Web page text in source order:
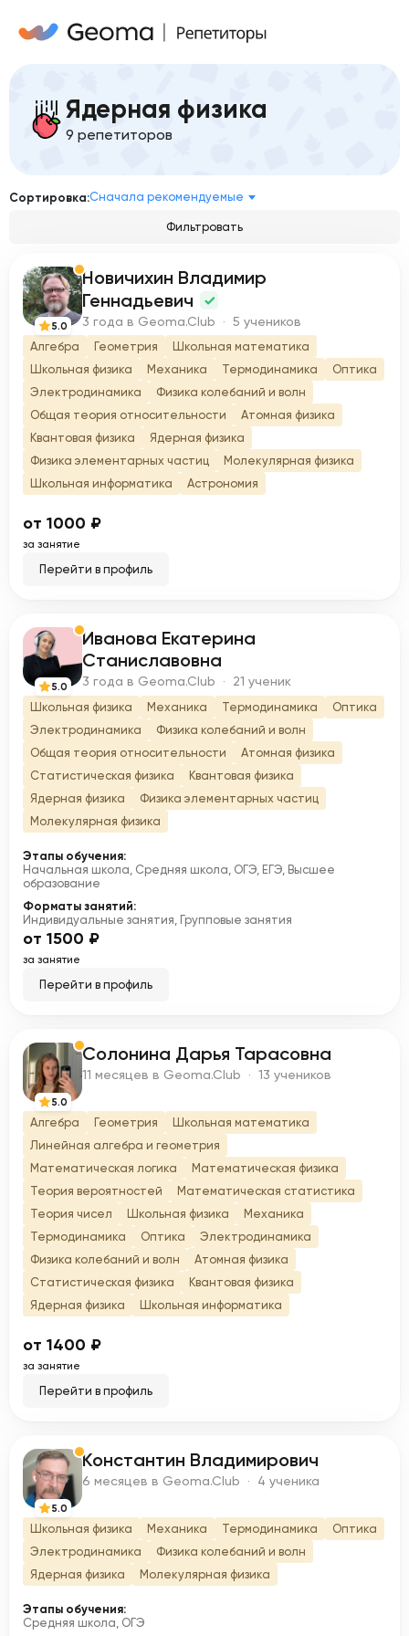
Ядерная физика
9 репетиторов
Сортировка:Сначала рекомендуемые
Фильтровать
Н
5.0
Новичихин Владимир
Геннадьевич
3 года в Geoma.Club · 5 учеников
Алгебра Геометрия
Школьная математика
Школьная физика
Механика Термодинамика
Оптика
Электродинамика
Физика колебаний и волн
Общая теория относительности
Атомная физика
Квантовая физика
Ядерная физика
Физика элементарных частиц
Молекулярная физика
Школьная информатика
Астрономия
от 1000 ₽
за занятие
Перейти в профиль
И
5.0
Иванова Екатерина
Станиславовна
3 года в Geoma.Club · 21 ученик
Школьная физика Механика Термодинамика
Оптика
Электродинамика
Физика колебаний и волн
Общая теория относительности
Атомная физика
Статистическая физика
Квантовая физика
Ядерная физика
Физика элементарных частиц
Молекулярная физика
Этапы обучения:
Начальная школа, Средняя школа, ОГЭ, ЕГЭ, Высшее
образование
Форматы занятий:
Индивидуальные занятия, Групповые занятия
от 1500 ₽
за занятие
Перейти в профиль
С
5.0
Солонина Дарья Тарасовна
11 месяцев в Geoma.Club · 13 учеников
Алгебра Геометрия
Школьная математика
Линейная алгебра и геометрия
Математическая логика
Математическая физика
Теория вероятностей
Математическая статистика
Теория чисел
Школьная физика
Механика
Термодинамика
Оптика
Электродинамика
Физика колебаний и волн
Атомная физика
Статистическая физика
Квантовая физика
Ядерная физика
Школьная информатика
от 1400 ₽
за занятие
Перейти в профиль
К
5.0
Константин Владимирович
6 месяцев в Geoma.Club · 4 ученика
Школьная физика Механика Термодинамика
Оптика
Электродинамика
Физика колебаний и волн
Ядерная физика
Молекулярная физика
Этапы обучения:
Средняя школа, ОГЭ